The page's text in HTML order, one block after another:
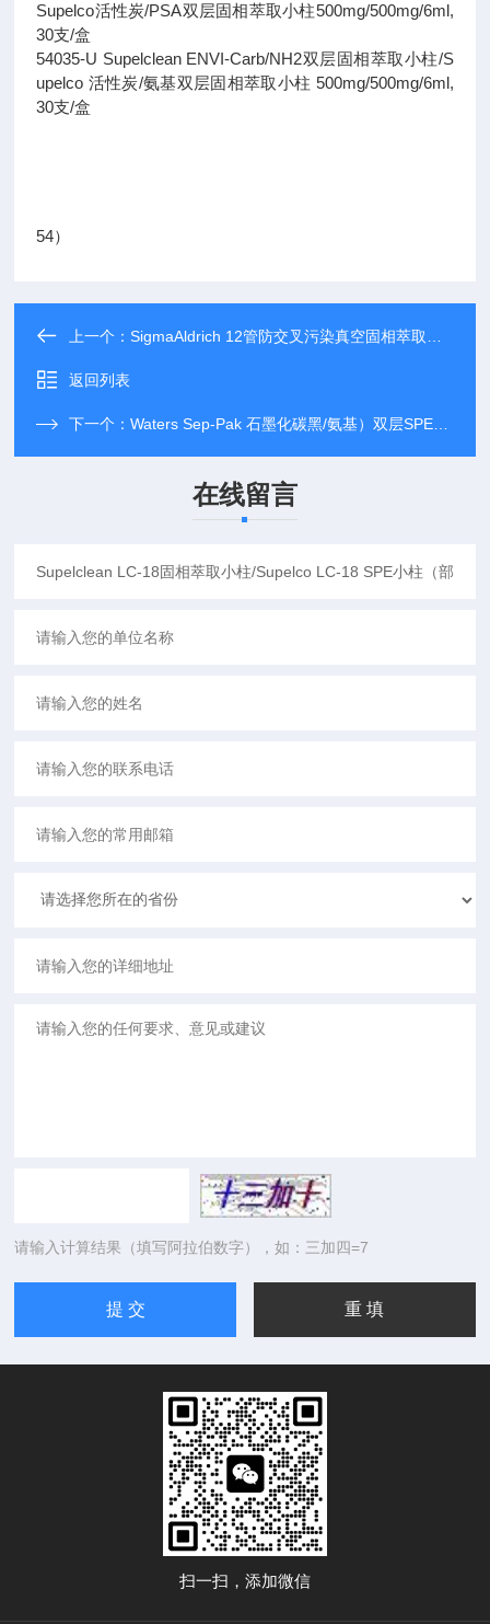
Supelco活性炭/PSA双层固相萃取小柱500mg/500mg/6ml,
30支/盒
54035-U Supelclean ENVI-Carb/NH2双层固相萃取小柱/S
upelco 活性炭/氨基双层固相萃取小柱 500mg/500mg/6ml,
30支/盒
54）
上一个：SigmaAldrich 12管防交叉污染真空固相萃取装置（货号：57044）
返回列表
下一个：Waters Sep-Pak 石墨化碳黑/氨基）双层SPE小柱（货号：186003877）
在线留言
请输入计算结果（填写阿拉伯数字），如：三加四=7
扫一扫，添加微信